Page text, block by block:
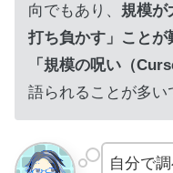
向でもあり、 規模が
打ち負かす」ことが
「規模の呪い（
語られることが多い
自分で